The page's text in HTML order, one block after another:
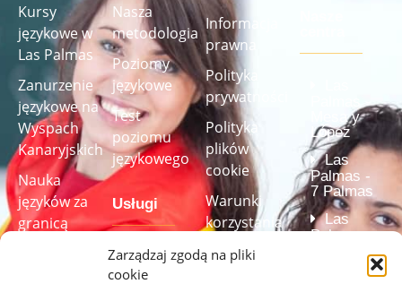
Zarządzaj zgodą na pliki
cookie
Kursy
językowe w
Las Palmas
Zanurzenie
językowe na
Wyspach
Kanaryjskich
Nauka
języków za
granicą
Nasza
metodologia
Poziomy
językowe
Test
poziomu
językowego
Usługi
Studio
audiowizualne
Informacja
prawna
Polityka
prywatności
Polityka
plików
cookie
Warunki
korzystania
internetowej
Palmas -
Mesa y
López
Las
Palmas -
7 Palmas
Las
Palmas -
(Centrum